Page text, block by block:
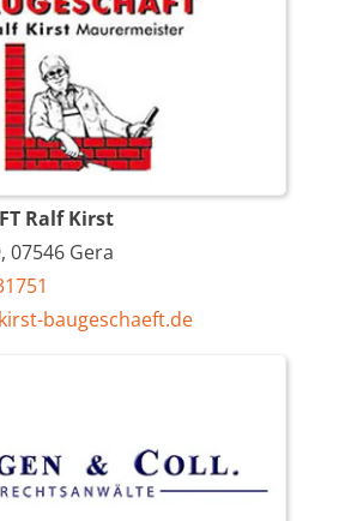
Ralf Kirst
07546 Gera
baugeschaeft.de